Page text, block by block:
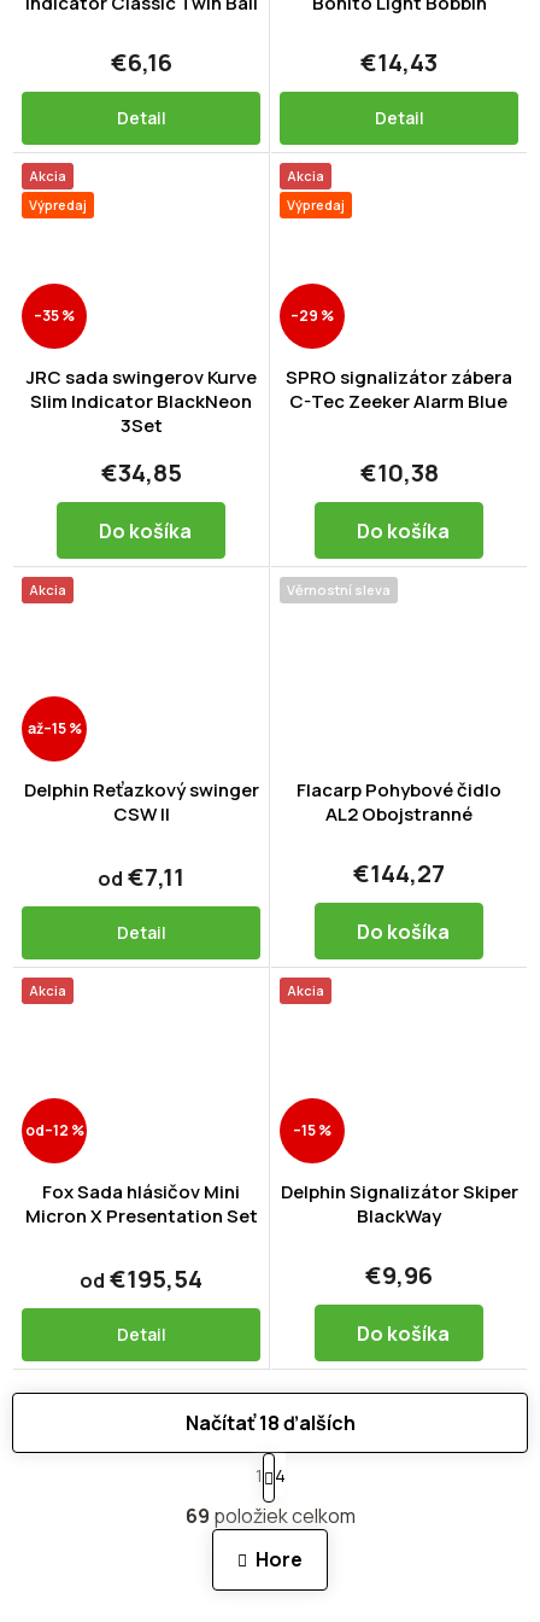
€6,16
Detail
€14,43
Detail
Akcia
Výpredaj
–35 %
JRC sada swingerov Kurve
Slim Indicator BlackNeon
3Set
€34,85
Do košíka
Akcia
Výpredaj
–29 %
SPRO signalizátor zábera
C-Tec Zeeker Alarm Blue
€10,38
Do košíka
Akcia
až–15 %
Delphin Reťazkový swinger
CSW II
od €7,11
Detail
Věrnostní sleva
Flacarp Pohybové čidlo
AL2 Obojstranné
€144,27
Do košíka
Akcia
od–12 %
Fox Sada hlásičov Mini
Micron X Presentation Set
od €195,54
Detail
Akcia
–15 %
Delphin Signalizátor Skiper
BlackWay
€9,96
Do košíka
O
v
á
d
Načítať 18 ďalších
S
t
r
á
k
o
1 4
69 položiek celkom
Hore